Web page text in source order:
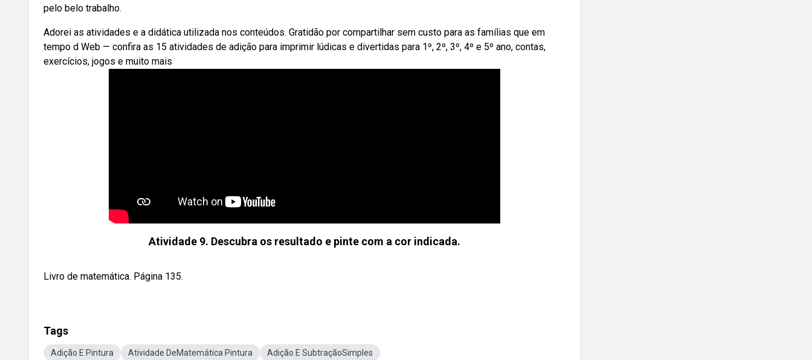
pelo belo trabalho.
Adorei as atividades e a didática utilizada nos conteúdos. Gratidão por compartilhar sem custo para as famílias que em
tempo d Web — confira as 15 atividades de adição para imprimir lúdicas e divertidas para 1º, 2º, 3º, 4º e 5º ano, contas,
exercícios, jogos e muito mais
Atividade 9. Descubra os resultado e pinte com a cor indicada.
Livro de matemática. Página 135.
Tags
Adição E Pintura Atividade DeMatemática Pintura
Adição E SubtraçãoSimples